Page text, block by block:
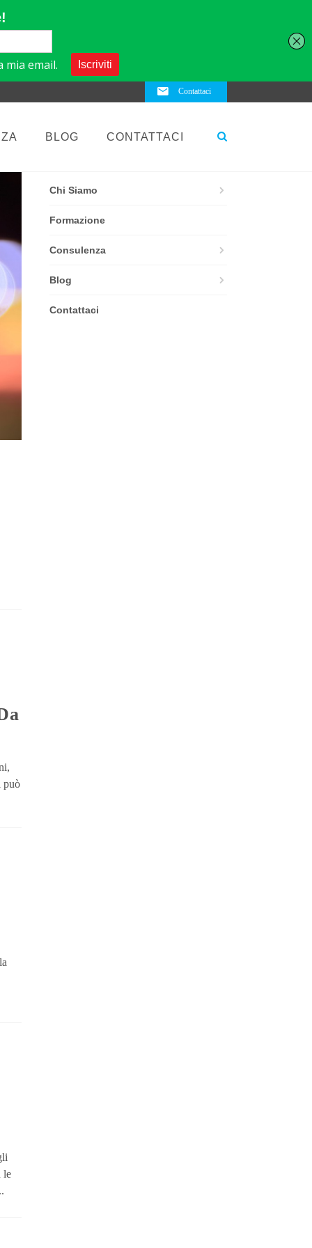
Contattaci
BLOG CONTATTACI
può
le
Chi Siamo
Formazione
Consulenza
Blog
Contattaci